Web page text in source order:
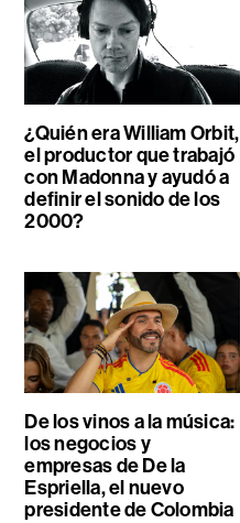
¿Quién era William Orbit,
el productor que trabajó
con Madonna y ayudó a
definir el sonido de los
2000?
De los vinos a la música:
los negocios y
empresas de De la
Espriella, el nuevo
presidente de Colombia